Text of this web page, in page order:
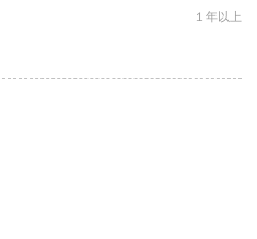
１年以上